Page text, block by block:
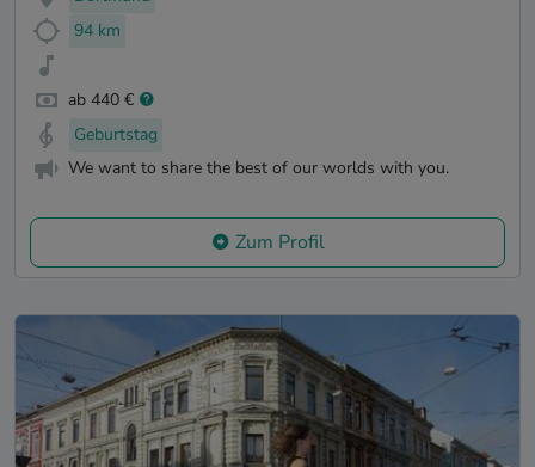
94 km
ab 440 €
Geburtstag
We want to share the best of our worlds with you.
Zum Profil